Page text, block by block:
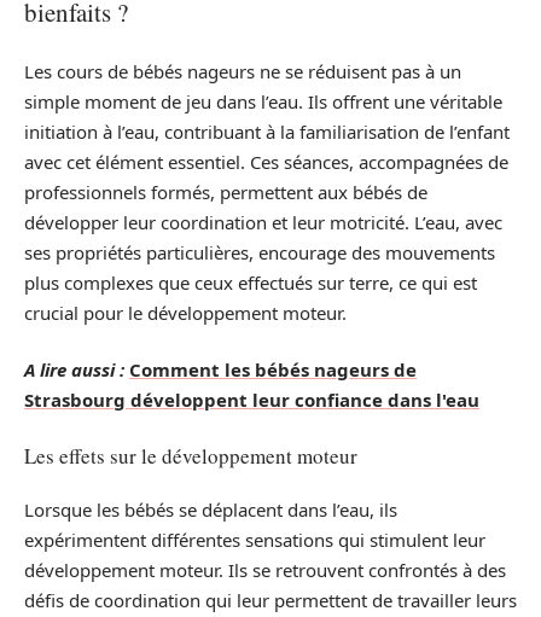
bienfaits ?
Les cours de bébés nageurs ne se réduisent pas à un
simple moment de jeu dans l’eau. Ils offrent une véritable
initiation à l’eau, contribuant à la familiarisation de l’enfant
avec cet élément essentiel. Ces séances, accompagnées de
professionnels formés, permettent aux bébés de
développer leur coordination et leur motricité. L’eau, avec
ses propriétés particulières, encourage des mouvements
plus complexes que ceux effectués sur terre, ce qui est
crucial pour le développement moteur.
A lire aussi : Comment les bébés nageurs de
Strasbourg développent leur confiance dans l'eau
Les effets sur le développement moteur
Lorsque les bébés se déplacent dans l’eau, ils
expérimentent différentes sensations qui stimulent leur
développement moteur. Ils se retrouvent confrontés à des
défis de coordination qui leur permettent de travailler leurs